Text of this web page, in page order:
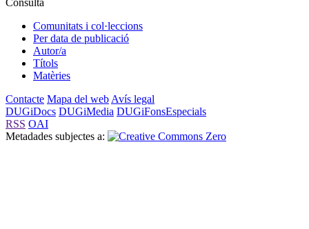
Consulta
Comunitats i col·leccions
Per data de publicació
Autor/a
Títols
Matèries
Contacte Mapa del webAvís legal
DUGiDocs DUGiMedia DUGiFonsEspecials
RSS OAI
Metadades subjectes a: